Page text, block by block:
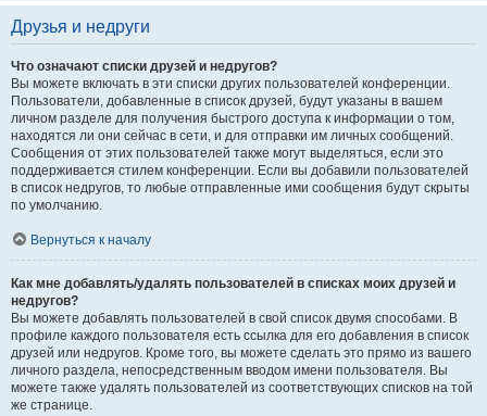
Друзья и недруги
Что означают списки друзей и недругов?
Вы можете включать в эти списки других пользователей конференции.
Пользователи, добавленные в список друзей, будут указаны в вашем
личном разделе для получения быстрого доступа к информации о том,
находятся ли они сейчас в сети, и для отправки им личных сообщений.
Сообщения от этих пользователей также могут выделяться, если это
поддерживается стилем конференции. Если вы добавили пользователей
в список недругов, то любые отправленные ими сообщения будут скрыты
по умолчанию.
Вернуться к началу
Как мне добавлять/удалять пользователей в списках моих друзей и
недругов?
Вы можете добавлять пользователей в свой список двумя способами. В
профиле каждого пользователя есть ссылка для его добавления в список
друзей или недругов. Кроме того, вы можете сделать это прямо из вашего
личного раздела, непосредственным вводом имени пользователя. Вы
можете также удалять пользователей из соответствующих списков на той
же странице.